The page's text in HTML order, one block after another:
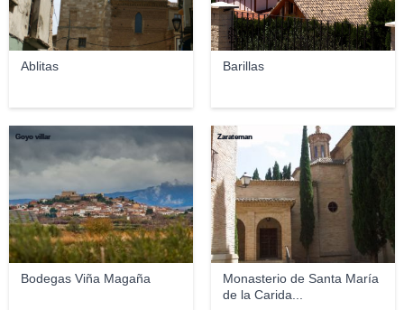
Ablitas Barillas
Bodegas Viña Magaña
Goyo villar
Monasterio de Santa María
de la Carida...
Zarateman